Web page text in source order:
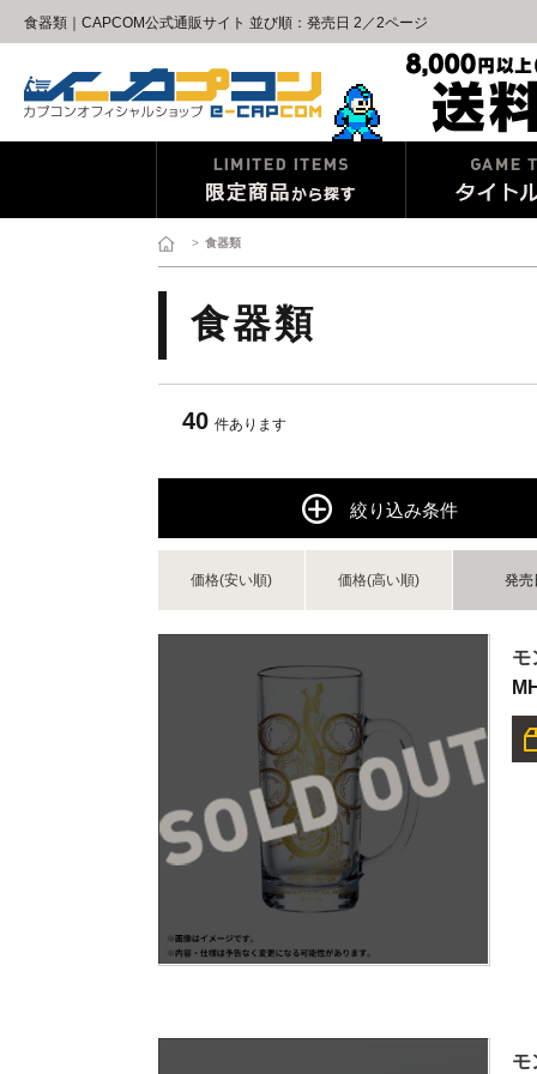
食器類｜CAPCOM公式通販サイト 並び順：発売日 2／2ページ
> 食器類
食器類
40 件あります
絞り込み条件
価格(安い順) 価格(高い順) 発売
モ
モ